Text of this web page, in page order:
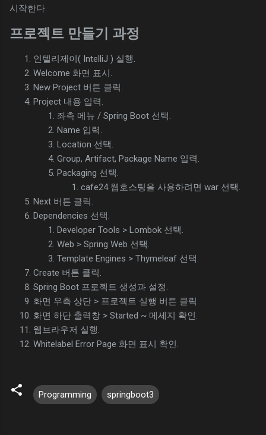
시작한다.
프로젝트 만들기 과정
인텔리제이( IntelliJ ) 실행.
Welcome 화면 표시.
New Project 버튼 클릭.
Project 내용 입력.
좌측 메뉴 / Spring Boot 선택.
Name 입력.
Location 선택.
Group, Artifact, Package Name 입력.
Packaging 선택.
cafe24 웹호스팅을 사용하려면 war 선택.
Next 버튼 클릭.
Dependencies 선택.
Developer Tools > Lombok 선택.
Web > Spring Web 선택.
Template Engines > Thymeleaf 선택.
Create 버튼 클릭.
Spring Boot 프로젝트 생성과 설정.
화면 우측 상단 > 프로젝트 실행 버튼 클릭.
화면 하단 출력창 > Started ~ 메세지 확인.
웹브라우저 실행.
Whitelabel Error Page 화면 표시 확인.
Programming springboot3